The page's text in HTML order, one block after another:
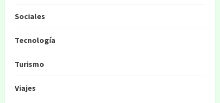
Sociales
Tecnología
Turismo
Viajes